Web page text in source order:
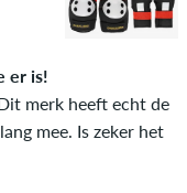
er is!
merk heeft echt de
mee. Is zeker het